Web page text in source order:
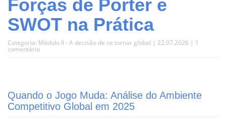
Forças de Porter e
SWOT na Prática
Categoria: Módulo II - A decisão de se tornar global | 22.07.2026 | 1
comentário
Quando o Jogo Muda: Análise do Ambiente
Competitivo Global em 2025